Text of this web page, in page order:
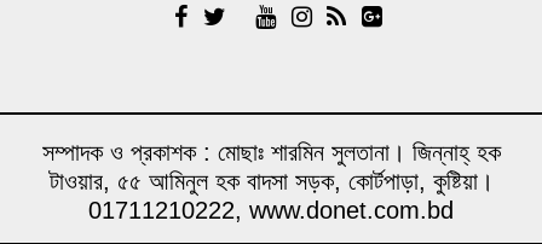
প্রকল্প ব্যয় ১৬৫ কোটি থেকে ঠেকলো ৩২৬ কোটিতে, ২০০
ইআবা নেতা ফয়জুল করিম: ‘জুলাইতে রাজপথে ছিলাম আমরা,
নাশকতা সন্দেহ: বাসভবনে আগুন, পাকিস্তানি হাইকমিশনার সস্ত্রীক
আইসিইউতে
সম্পাদক ও প্রকাশক : মোছাঃ শারমিন সুলতানা। জিন্নাহ্ হক
টাওয়ার, ৫৫ আমিনুল হক বাদসা সড়ক, কোর্টপাড়া, কুষ্টিয়া।
01711210222, www.donet.com.bd